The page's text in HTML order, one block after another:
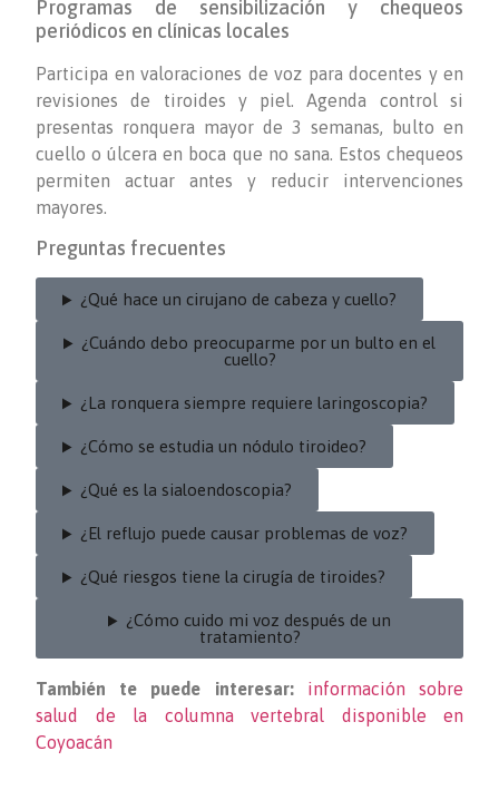
Programas de sensibilización y chequeos
periódicos en clínicas locales
Participa en valoraciones de voz para docentes y en
revisiones de tiroides y piel. Agenda control si
presentas ronquera mayor de 3 semanas, bulto en
cuello o úlcera en boca que no sana. Estos chequeos
permiten actuar antes y reducir intervenciones
mayores.
Preguntas frecuentes
¿Qué hace un cirujano de cabeza y cuello?
¿Cuándo debo preocuparme por un bulto en el
cuello?
¿La ronquera siempre requiere laringoscopia?
¿Cómo se estudia un nódulo tiroideo?
¿Qué es la sialoendoscopia?
¿El reflujo puede causar problemas de voz?
¿Qué riesgos tiene la cirugía de tiroides?
¿Cómo cuido mi voz después de un
tratamiento?
También te puede interesar:
información sobre
salud de la columna vertebral disponible en
Coyoacán